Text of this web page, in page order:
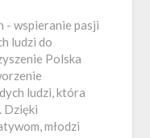
- wspieranie pasji
ludzi do
Polska
ludzi, która
Dzięki
młodzi